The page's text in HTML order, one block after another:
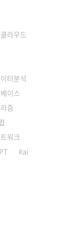
클라우드
터분석
이스
즘
워크
ai